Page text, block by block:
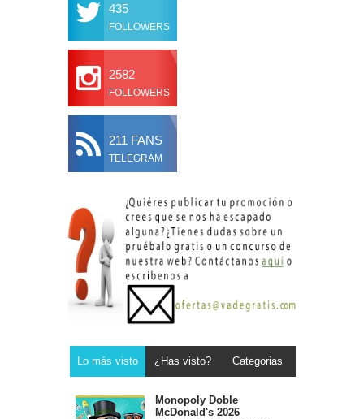
435
FOLLOWERS
2582
FOLLOWERS
211 FANS
TELEGRAM
Lo más visto ¿Has visto? Categorias
Monopoly Doble
McDonald's 2026